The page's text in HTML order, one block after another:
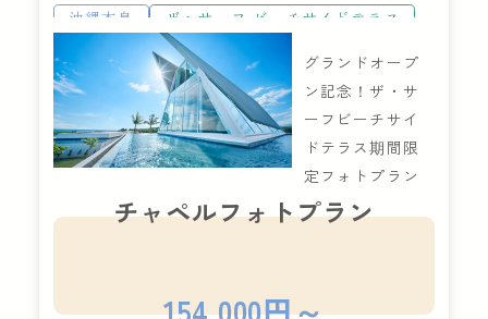
沖縄本島 ザ・サーフ ビーチサイドテラス
グランドオープ
ン記念！ザ・サ
ーフビーチサイ
ドテラス期間限
定フォトプラン
チャペルフォトプラン
154,000円～